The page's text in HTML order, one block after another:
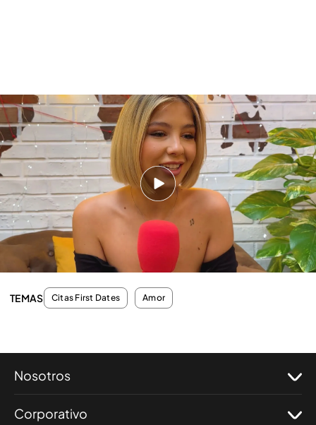
First Dates cumple 7 años: los tips para ligar de los colaboradores
Por el séptimo aniversario deldating show
conducido por Carlos Sobera, hemos estado con
Matías, las gemelas y la última incorporación,
Laura Boado, los camareros y colaboradores del
programa. Nos han contado los
trucos que no les
fallan a la hora de ligar.
¡Dale al play
y no te los
pierdas!
TEMAS Citas First Dates Amor
Nosotros
Corporativo